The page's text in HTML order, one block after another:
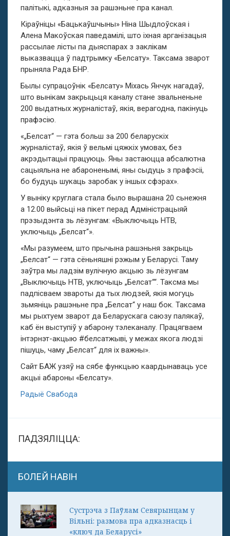
палітыкі, адказныя за рашэньне пра канал.
Кіраўніцы «Бацькаўшчыны» Ніна Шыдлоўская і
Алена Макоўская паведамілі, што іхная арганізацыя
рассылае лісты па дыяспарах з заклікам
выказвацца ў падтрымку «Белсату». Таксама зварот
прыняла Рада БНР.
Былы супрацоўнік «Белсату» Міхась Янчук нагадаў,
што вынікам закрыцьця каналу стане звальненьне
200 выдатных журналістаў, якія, верагодна, пакінуць
прафэсію.
«„Белсат“ — гэта больш за 200 беларускіх
журналістаў, якія ў вельмі цяжкіх умовах, без
акрэдытацыі працуюць. Яны застаюцца абсалютна
сацыяльна не абароненымі, яны сыдуць з прафэсіі,
бо будуць шукаць заробак у іншых сфэрах».
У выніку круглага стала было вырашана 20 сьнежня
а 12.00 выйсьці на пікет перад Адміністрацыяй
прэзыдэнта зь лёзунгам: «Выключыць НТВ,
уключыць „Белсат“».
«Мы разумеем, што прычына рашэньня закрыць
„Белсат“ — гэта сёньняшні рэжым у Беларусі. Таму
заўтра мы ладзім вулічную акцыю зь лёзунгам
„Выключыць НТВ, уключыць „Белсат““. Таксма мы
падпісваем звароты да тых людзей, якія могуць
зьмяніць рашэньне пра „Белсат“ у наш бок. Таксама
мы рыхтуем зварот да Беларускага саюзу палякаў,
каб ён выступіў у абарону тэлеканалу. Працягваем
інтэрнэт-акцыю #белсатжыві, у межах якога людзі
пішуць, чаму „Белсат“ для іх важны».
Сайт БАЖ узяў на сябе функцыю каардынаваць усе
акцыі абароны «Белсату».
Радыё Свабода
ПАДЗЯЛІЦЦА:
БОЛЕЙ НАВІН
Сустрэча з Паўлам Севярынцам у
Вільні: размова пра адказнасць і
«ключ да Беларусі»